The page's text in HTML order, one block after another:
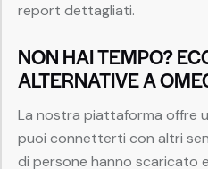
report dettagliati.
NON HAI TEMPO?
ALTERNATIVE A
La nostra piattaforma offre
puoi connetterti con altri
di persone hanno scaricato